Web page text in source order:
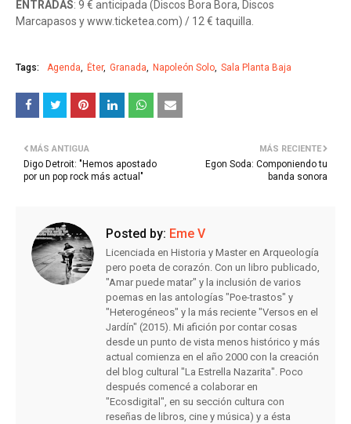
ENTRADAS: 9 € anticipada (Discos Bora Bora, Discos
Marcapasos y www.ticketea.com) / 12 € taquilla.
Tags: Agenda Éter Granada Napoleón Solo Sala Planta Baja
MÁS RECIENTE
Egon Soda: Componiendo tu
banda sonora
MÁS ANTIGUA
Digo Detroit: "Hemos apostado
por un pop rock más actual"
Posted by: Eme V
Licenciada en Historia y Master en Arqueología
pero poeta de corazón. Con un libro publicado,
"Amar puede matar" y la inclusión de varios
poemas en las antologías "Poe-trastos" y
"Heterogéneos" y la más reciente "Versos en el
Jardín" (2015). Mi afición por contar cosas
desde un punto de vista menos histórico y más
actual comienza en el año 2000 con la creación
del blog cultural "La Estrella Nazarita". Poco
después comencé a colaborar en
"Ecosdigital", en su sección cultura con
reseñas de libros, cine y música) y a ésta